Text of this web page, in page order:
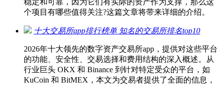
稳定和可靠，因为它们有实际的资产作为支撑，那么这
个项目有哪些值得关注?这篇文章将带来详细的介绍。
十大交易所app排行榜单 知名的交易所排名top10
2026年十大领先的数字资产交易所app，提供对这些平台
的功能、安全性、交易选择和费用结构的深入概述。从
行业巨头 OKX 和 Binance 到针对特定受众的平台，如
KuCoin 和 BitMEX，本文为交易者提供了全面的信息，